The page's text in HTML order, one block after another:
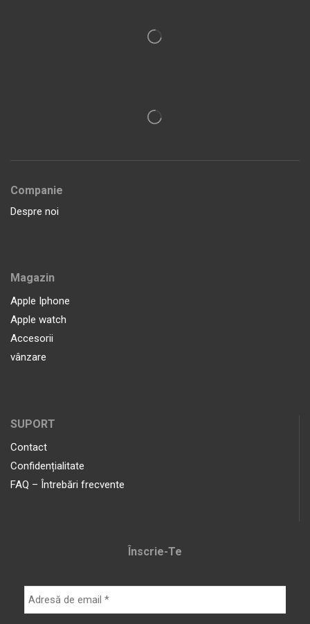
Companie
Despre noi
Magazin
Apple Iphone
Apple watch
Accesorii
vânzare
SUPORT
Contact
Confidențialitate
FAQ – Întrebări frecvente
Înscrie-Te